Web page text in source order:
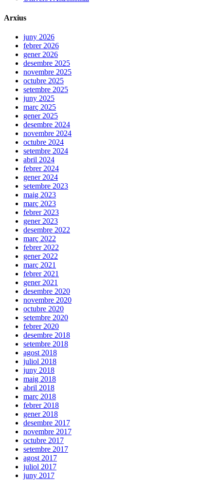
Arxius
juny 2026
febrer 2026
gener 2026
desembre 2025
novembre 2025
octubre 2025
setembre 2025
juny 2025
març 2025
gener 2025
desembre 2024
novembre 2024
octubre 2024
setembre 2024
abril 2024
febrer 2024
gener 2024
setembre 2023
maig 2023
març 2023
febrer 2023
gener 2023
desembre 2022
març 2022
febrer 2022
gener 2022
març 2021
febrer 2021
gener 2021
desembre 2020
novembre 2020
octubre 2020
setembre 2020
febrer 2020
desembre 2018
setembre 2018
agost 2018
juliol 2018
juny 2018
maig 2018
abril 2018
març 2018
febrer 2018
gener 2018
desembre 2017
novembre 2017
octubre 2017
setembre 2017
agost 2017
juliol 2017
juny 2017